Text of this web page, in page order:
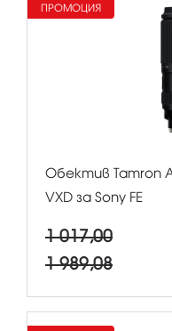
Обектив Tamron
VXD за Sony FE
1 017,00
1 989,08
ПРОМОЦИЯ